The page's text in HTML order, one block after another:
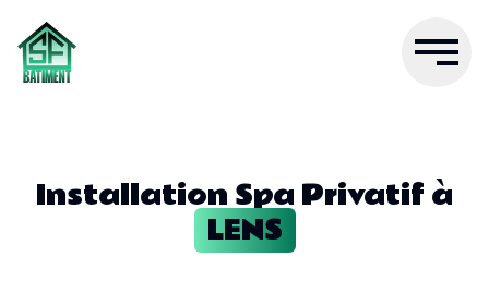
Installation Spa Privatifà
LENS